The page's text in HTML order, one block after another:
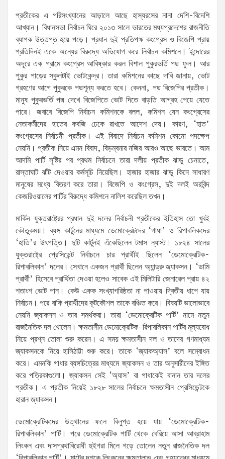
প্রতীকের এ পরিসংখ্যানের আড়ালে আছে হাস্যরসের নানা দেশি-বিদেশি
আখ্যান। বিধানসভা নির্বাচন ঘিরে ২০১৩ সালে ভারতের মধ্যপ্রদেশের রাজনীতি
ব্যাপক উত্তপ্ত হয়ে পড়ে। প্রধান দুই প্রতিপক্ষ কংগ্রেস ও বিজেপি প্রায়
প্রতিদিনই একে অন্যের বিরুদ্ধে অভিযোগ করে নির্বাচন কমিশনে। ইন্দোরের
অদূরে এক গ্রামে কংগ্রেস আবিষ্কার করল বিশাল পুকুরভর্তি পদ্ম ফুল। আর
পুকুর পাড়ের স্কুলটাই ভোটকেন্দ্র। তারা কমিশনের কাছে দাবি জানায়, ভোট
গ্রহণের আগে পুকুরকে পদ্মশূন্য করতে হবে। কেননা, পদ্ম বিজেপির প্রতীক।
মানুষ পুকুরভর্তি পদ্ম দেখে বিজেপিতে ভোট দিতে বাড়তি আগ্রহ পেয়ে যেতে
পারে। জবাবে বিজেপি নির্বাচন কমিশনকে বলল, কমিশন যেন কংগ্রেসের
নেতাকর্মীদের হাতের কবজি ঢেকে রাখতে আদেশ দেয়। কারণ, ‘হাত’
কংগ্রেসের নির্বাচনী প্রতীক। এই বিবাদে নির্বাচন কমিশন কোনো পদক্ষেপ
নেয়নি। প্রতীক নিয়ে এমন বিবাদ, বিড়ম্বনার নজির আরও আছে ভারতে। আম
আদমি পার্টি সৃষ্টির পর প্রথম নির্বাচনে তারা দলীয় প্রতীক ঝাড়ু চেনাতে,
রাস্তাঘাট ঝাঁট দেওয়ার কর্মসূচি নিয়েছিল। হাজার হাজার ঝাড়ু কিনে সাধারণ
মানুষের মধ্যে বিতরণ করে তারা। বিজেপি ও কংগ্রেস, দুই দলই অরবিন্দ
কেজরিওয়ালের পার্টির বিরুদ্ধে কমিশনে নালিশ করেছিল তখন।
মার্কিন যুক্তরাষ্ট্রের প্রধান দুই দলের নির্বাচনী প্রতীকের ইতিহাস তো খুবই
কৌতুকময়। ব্যঙ্গ কার্টুনের মাধ্যমে ডেমোক্রেটদের ‘গাধা’ ও রিপাবলিকদের
‘হাতি’র উৎপত্তি। দুটি কার্টুনই এঁকেছিলেন টমাস ন্যাস্ট। ১৮২৪ সালের
যুক্তরাষ্ট্রে প্রেসিডেন্ট নির্বাচনে চার প্রার্থীই ছিলেন ‘ডেমোক্রেটিক-
রিপাবলিকান’ দলের। সেখানে একজন প্রার্থী ছিলেন অ্যান্ড্রু জ্যাকসন। ‘ডামি
প্রার্থী’ হিসেবে প্রার্থিতা দেওয়া হলেও সাবেক এই মিলিটারি জেনারেল প্রায় ৪২
শতাংশ ভোট পান। কেউ একক সংখ্যাগরিষ্ঠতা না পাওয়ায় দ্বিতীয় ধাপে যায়
নির্বাচন। পরে বাকি প্রার্থীদের কূটকৌশল তাকে বঞ্চিত করে। বিষয়টি ভালোভাবে
নেয়নি জ্যাকসন ও তার সমর্থকরা। তারা ‘ডেমোক্রেটিক পার্টি’ নামে নতুন
রাজনৈতিক দল খোলেন। ক্ষমতাসীন ডেমোক্রেটিক-রিপাবলিকান পার্টির মূল্যবোধ
নিয়ে প্রশ্ন তোলা শুরু করেন। এ সময় ক্ষমতাসীন দল ও তাদের গণমাধ্যম
জ্যাকসনকে নিয়ে হাসিঠাট্টা শুরু করে। তাকে ‘জ্যাকঅ্যাস’ বলে সম্বোধন
করে। এমনকি গাধার ব্যঙ্গচিত্রের মাধ্যমে জ্যাকসন ও তার অনুসারীদের ইঙ্গিত
করে পত্রিকাগুলো। জ্যাকসন সেই ‘অ্যাস’ বা গাধাকেই বানান তার দলের
প্রতীক। এ প্রতীক নিয়েই ১৮২৮ সালের নির্বাচনে ক্ষমতাসীন প্রেসিডেন্টকে
হারান জ্যাকসন।
ডেমোক্রেটিকদের উত্থানের ফলে বিলুপ্ত হয়ে যায় ‘ডেমোক্রেটিক-
রিপাবলিকান’ পার্টি। পরে ডেমোক্রেটিক পার্টি থেকে বেরিয়ে আসা আব্রাহাম
লিংকন এবং দাসপ্রথাবিরোধী হুইগরা মিলে গড়ে তোলেন নতুন রাজনৈতিক দল